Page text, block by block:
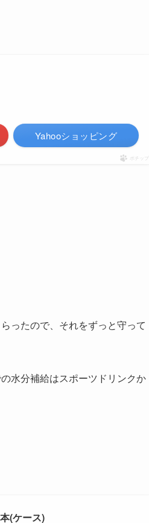
Yahooショッピング
ポチップ
ったので、それをずっと守って
水分補給はスポーツドリンクか
(ケース)